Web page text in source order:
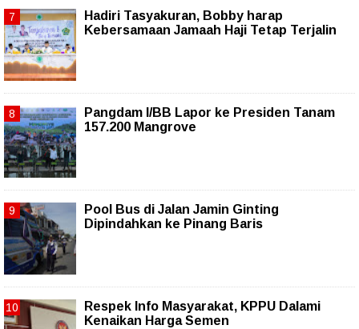
Hadiri Tasyakuran, Bobby harap
Kebersamaan Jamaah Haji Tetap Terjalin
Pangdam I/BB Lapor ke Presiden Tanam
157.200 Mangrove
Pool Bus di Jalan Jamin Ginting
Dipindahkan ke Pinang Baris
Respek Info Masyarakat, KPPU Dalami
Kenaikan Harga Semen